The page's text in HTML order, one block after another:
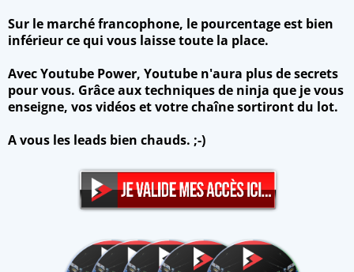
Sur le marché francophone, le pourcentage est bien
inférieur ce qui vous laisse toute la place.
Avec Youtube Power, Youtube n'aura plus de secrets
pour vous. Grâce aux techniques de ninja que je vous
enseigne, vos vidéos et votre chaîne sortiront du lot.
A vous les leads bien chauds. ;-)